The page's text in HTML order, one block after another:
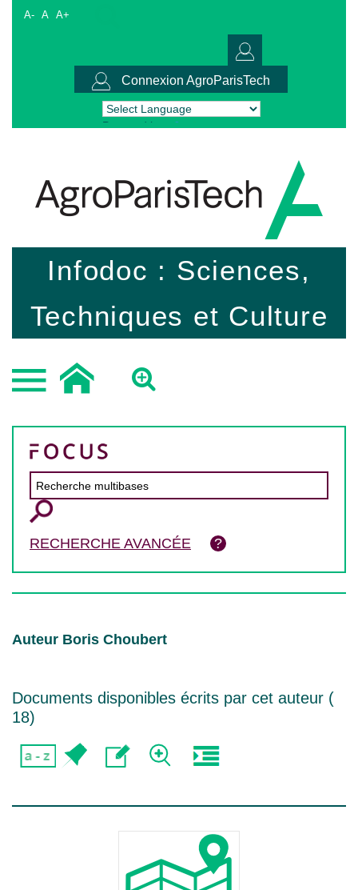
A- A A+
Connexion AgroParisTech
Powered by Translate
Infodoc : Sciences,
Techniques et Culture
RECHERCHE AVANCÉE
Auteur Boris Choubert
Documents disponibles écrits par cet auteur (
18)